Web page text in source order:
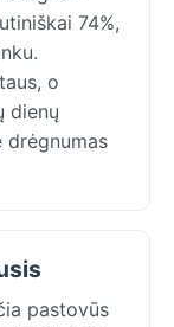
74%,
o
dienų
drėgnumas
pastovūs